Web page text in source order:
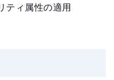
ティ属性の適用